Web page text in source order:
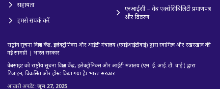
सहायता
हमसे संपर्क करें
एनआईसी – वेब एक्सेसिबिलिटी प्रमाणपत्र
और विवरण
राष्ट्रीय सूचना विज्ञान केंद्र, इलेक्ट्रॉनिक्स और आईटी मंत्रालय (एमईआईटीवाई) द्वारा स्वामित्व और रखरखाव की
गई सामग्री | भारत सरकार
वेबसाइट को राष्ट्रीय सूचना विज्ञान केंद्र, इलेक्ट्रॉनिक्स और आईटी मंत्रालय (एम. ई. आई. टी. वाई.) द्वारा
डिजाइन, विकसित और होस्ट किया गया है। भारत सरकार
आखरी अपडेट: जून 27, 2025